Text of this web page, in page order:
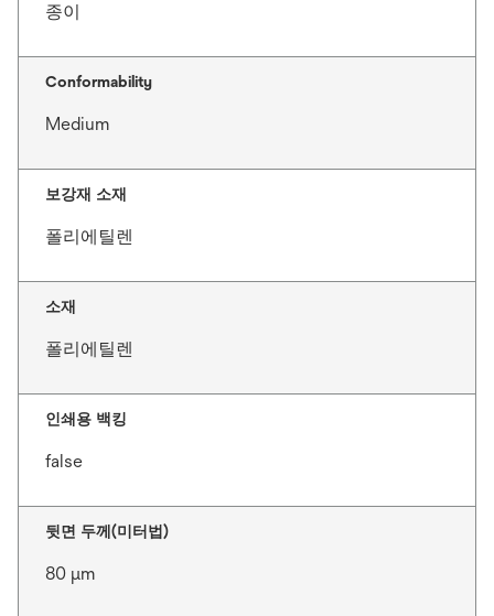
종이
Conformability
Medium
보강재 소재
폴리에틸렌
소재
폴리에틸렌
인쇄용 백킹
false
뒷면 두께(미터법)
80 μm